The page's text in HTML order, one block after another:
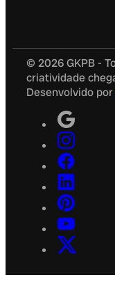
© 2026 GKPB -
criatividade
Desenvolvido por